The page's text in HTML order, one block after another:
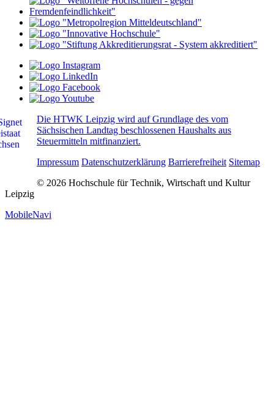
Die HTWK Leipzig wird auf Grundlage des vom
Sächsischen Landtag beschlossenen Haushalts aus
Steuermitteln mitfinanziert.
Impressum Datenschutzerklärung Barrierefreiheit Sitemap
© 2026 Hochschule für Technik, Wirtschaft und Kultur
Leipzig
MobileNavi